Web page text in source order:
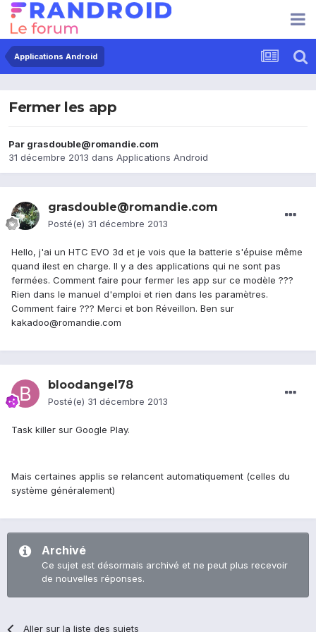
Applications Android
Fermer les app
Par grasdouble@romandie.com
31 décembre 2013 dans Applications Android
grasdouble@romandie.com
Posté(e) 31 décembre 2013
Hello, j'ai un HTC EVO 3d et je vois que la batterie s'épuise même
quand ilest en charge. Il y a des applications qui ne sont pas
fermées. Comment faire pour fermer les app sur ce modèle ???
Rien dans le manuel d'emploi et rien dans les paramètres.
Comment faire ??? Merci et bon Réveillon. Ben sur
kakadoo@romandie.com
bloodangel78
Posté(e) 31 décembre 2013
Task killer sur Google Play.
Mais certaines applis se relancent automatiquement (celles du
système généralement)
Archivé
Ce sujet est désormais archivé et ne peut plus recevoir
de nouvelles réponses.
Aller sur la liste des sujets